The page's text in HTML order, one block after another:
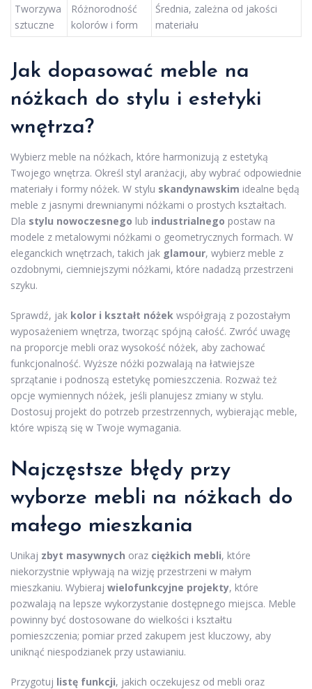
Tworzywa
sztuczne
Różnorodność
kolorów i form
Średnia, zależna od jakości
materiału
Jak dopasować meble na
nóżkach do stylu i estetyki
wnętrza?
Wybierz meble na nóżkach, które harmonizują z estetyką
Twojego wnętrza. Określ styl aranżacji, aby wybrać odpowiednie
materiały i formy nóżek. W stylu skandynawskim idealne będą
meble z jasnymi drewnianymi nóżkami o prostych kształtach.
Dla stylu nowoczesnego lub industrialnego postaw na
modele z metalowymi nóżkami o geometrycznych formach. W
eleganckich wnętrzach, takich jak glamour, wybierz meble z
ozdobnymi, ciemniejszymi nóżkami, które nadadzą przestrzeni
szyku.
Sprawdź, jak kolor i kształt nóżek współgrają z pozostałym
wyposażeniem wnętrza, tworząc spójną całość. Zwróć uwagę
na proporcje mebli oraz wysokość nóżek, aby zachować
funkcjonalność. Wyższe nóżki pozwalają na łatwiejsze
sprzątanie i podnoszą estetykę pomieszczenia. Rozważ też
opcje wymiennych nóżek, jeśli planujesz zmiany w stylu.
Dostosuj projekt do potrzeb przestrzennych, wybierając meble,
które wpiszą się w Twoje wymagania.
Najczęstsze błędy przy
wyborze mebli na nóżkach do
małego mieszkania
Unikaj zbyt masywnych oraz ciężkich mebli, które
niekorzystnie wpływają na wizję przestrzeni w małym
mieszkaniu. Wybieraj wielofunkcyjne projekty, które
pozwalają na lepsze wykorzystanie dostępnego miejsca. Meble
powinny być dostosowane do wielkości i kształtu
pomieszczenia; pomiar przed zakupem jest kluczowy, aby
uniknąć niespodzianek przy ustawianiu.
Przygotuj listę funkcji, jakich oczekujesz od mebli oraz